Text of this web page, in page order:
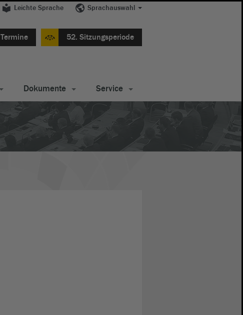
Leichte Sprache Sprachauswahl
Termine 52. Sitzungsperiode
Dokumente Service